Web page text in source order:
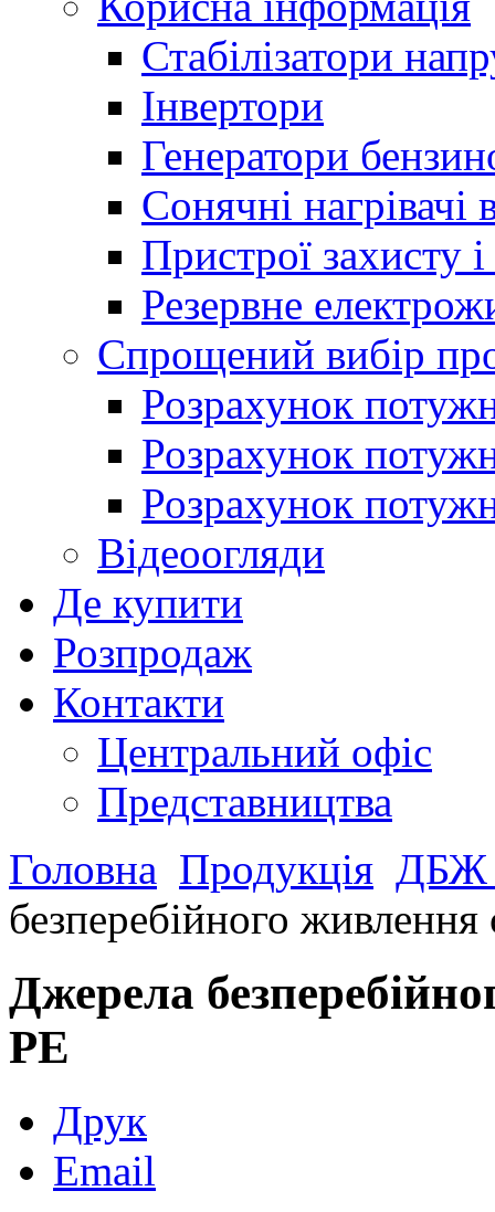
Стабілізатори
Інвертори
Генератори
Сонячні нагрівачі
Пристрої захисту і
Резервне
Спрощений вибір
Розрахунок
Розрахунок
Розрахунок
Відеоогляди
Де купити
Розпродаж
Контакти
Центральний офіс
Представництва
Головна Продукція ДБЖ
безперебійного живлення
Джерела
PE
Друк
Email